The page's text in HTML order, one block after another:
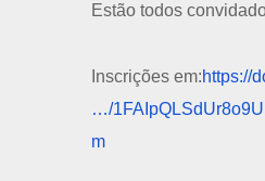
Estão todos
Inscrições em:https://
…/
m